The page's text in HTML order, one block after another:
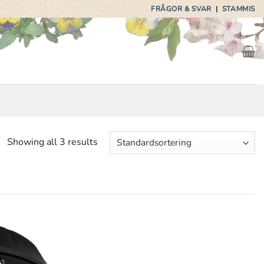
FRÅGOR & SVAR|STAMMIS
Showing all 3 results